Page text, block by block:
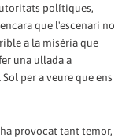
polítiques,
que l'escenari no
a la misèria que
una ullada a
per a veure que ens
provocat tant temor,